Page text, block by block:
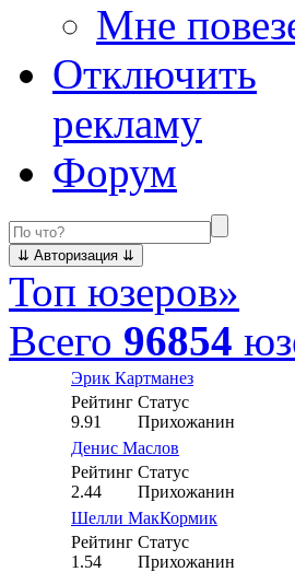
Мне
Отключить
рекламу
Форум
Топ юзеров»
Всего 96854
Эрик Картманез
Рейтинг
9.91
Статус
Прихожанин
Денис Маслов
Рейтинг
2.44
Статус
Прихожанин
Шелли МакКормик
Рейтинг
1.54
Статус
Прихожанин